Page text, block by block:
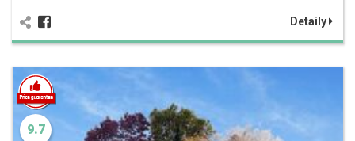
Detaily
9.7